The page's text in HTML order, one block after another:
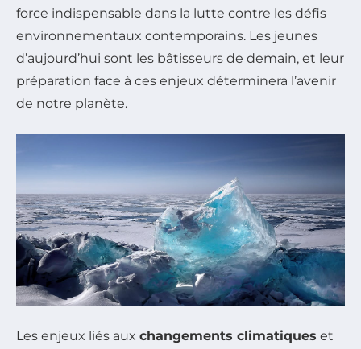
force indispensable dans la lutte contre les défis
environnementaux contemporains. Les jeunes
d’aujourd’hui sont les bâtisseurs de demain, et leur
préparation face à ces enjeux déterminera l’avenir
de notre planète.
Les enjeux liés aux changements climatiques et